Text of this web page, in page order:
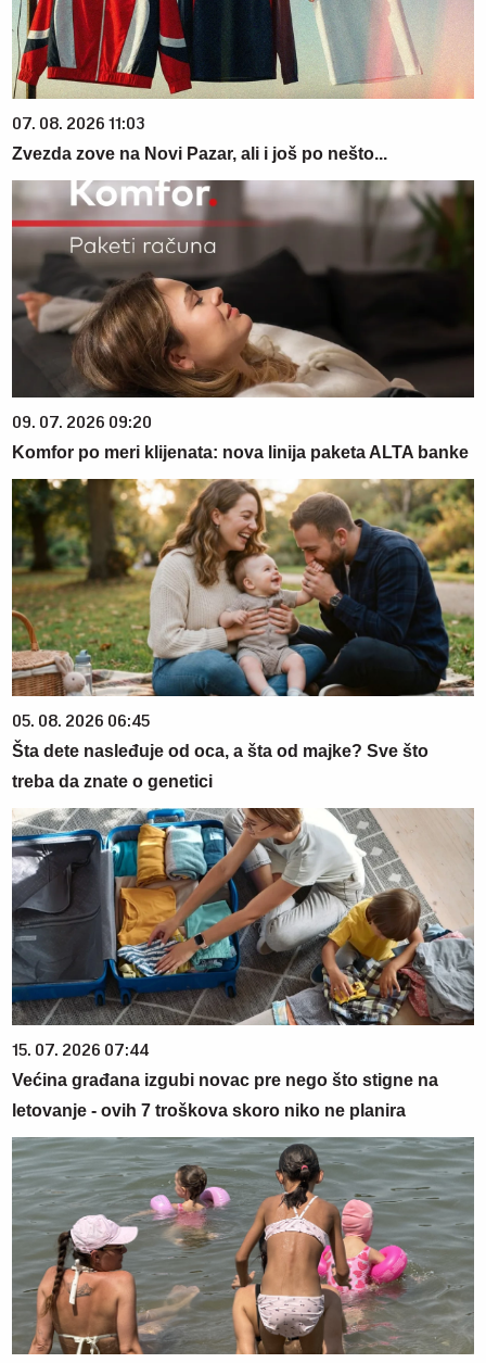
07. 08. 2026 11:03
Zvezda zove na Novi Pazar, ali i još po nešto...
09. 07. 2026 09:20
Komfor po meri klijenata: nova linija paketa ALTA banke
05. 08. 2026 06:45
Šta dete nasleđuje od oca, a šta od majke? Sve što
treba da znate o genetici
15. 07. 2026 07:44
Većina građana izgubi novac pre nego što stigne na
letovanje - ovih 7 troškova skoro niko ne planira